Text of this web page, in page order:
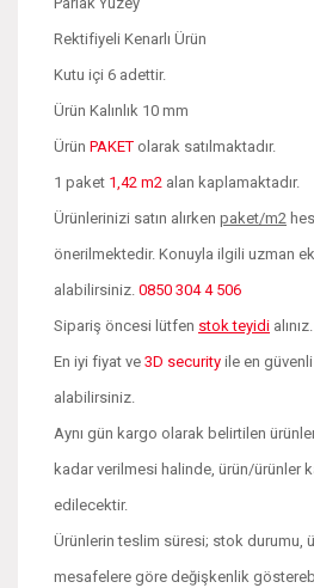
Rektifiyeli Kenarlı Ürün
Kutu içi 6 adettir.
Ürün Kalınlık 10 mm
Ürün PAKET olarak satılmaktadır.
1 paket 1,42 m2 alan kaplamaktadır.
Ürünlerinizi satın alırken paket/m2
önerilmektedir. Konuyla ilgili uzman
alabilirsiniz. 0850 304 4 506
Sipariş öncesi lütfen stok teyidi alınız.
En iyi fiyat ve 3D security ile en
alabilirsiniz.
Aynı gün kargo olarak belirtilen
kadar verilmesi halinde, ürün/ürünler
edilecektir.
Ürünlerin teslim süresi; stok durumu,
mesafelere göre değişkenlik